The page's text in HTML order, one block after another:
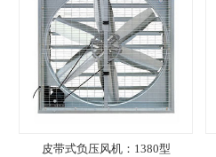
皮带式负压风机：1380型